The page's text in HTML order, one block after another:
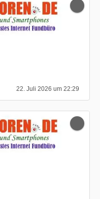
22. Juli 2026 um 22:29